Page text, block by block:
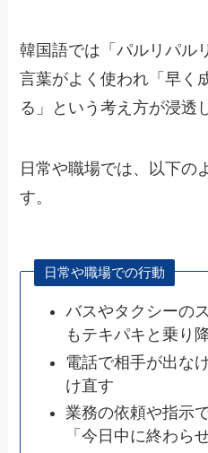
韓国語では「パルリパル
言葉がよく使われ「早く
る」という考え方が浸透
日常や職場では、以下の
す。
日常や職場での行動
バスやタクシーの
もテキパキと乗り
電話で相手が出な
け直す
業務の依頼や指示
「今日中に終わら